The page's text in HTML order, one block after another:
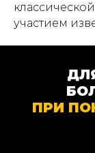
участием
ПРИ